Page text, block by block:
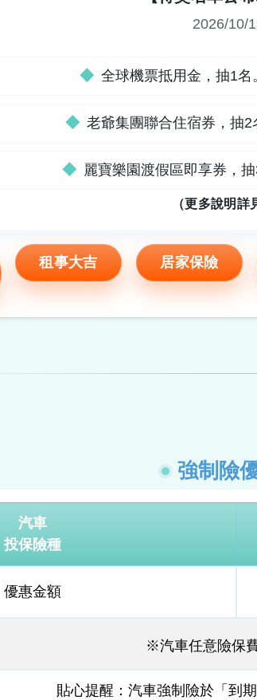
2026/10/
◆ 全球機票抵用金，抽1
◆ 老爺集團聯合住宿券，抽
◆ 麗寶樂園渡假區即享券，
（更多說明詳
租事大吉 居家保險
強制險
汽車
投保險種
優惠金額
※汽車任意險保
貼心提醒：汽車強制險於「到